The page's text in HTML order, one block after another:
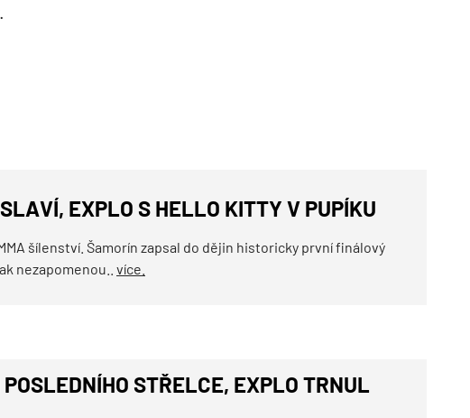
EXPLO S HELLO KITTY V PUPÍKU
šílenství. Šamorín zapsal do dějin historicky první finálový
nezapomenou..
více.
STŘELCE, EXPLO TRNUL